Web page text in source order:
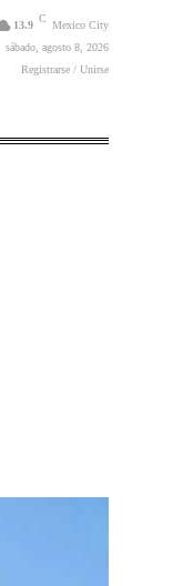
13.9
C
Mexico City
sábado, agosto 8, 2026
Registrarse / Unirse